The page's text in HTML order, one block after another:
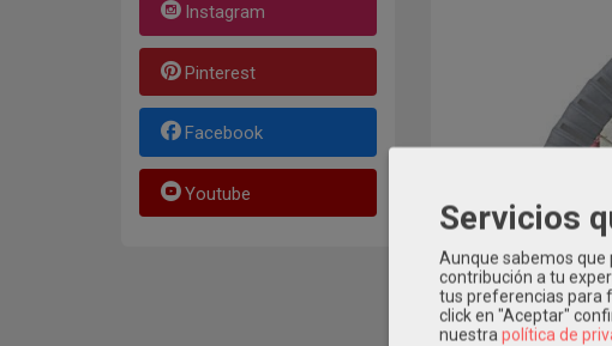
Instagram
Pinterest
Facebook
Youtube
Servicios
Aunque sabemos que
contribución a tu
tus preferencias para
click en "Aceptar"
nuestra política de